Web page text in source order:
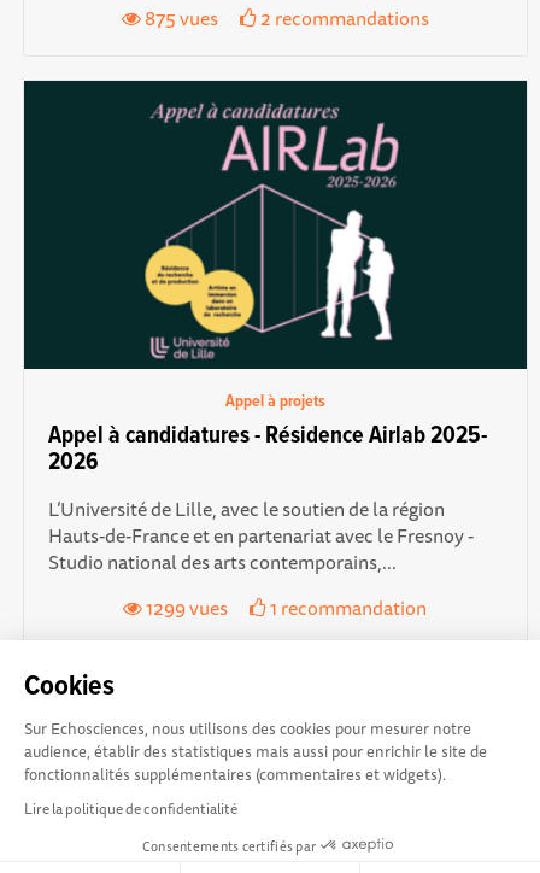
Cookies
Sur Echosciences, nous utilisons des cookies pour mesurer notre
audience, établir des statistiques mais aussi pour enrichir le site de
fonctionnalités supplémentaires (commentaires et widgets).
Lire la politique de confidentialité
Consentements certifiés par
875 vues
2 recommandations
Appel à projets
Appel à candidatures - Résidence Airlab 2025-
2026
L’Université de Lille, avec le soutien de la région
Hauts-de-France et en partenariat avec le Fresnoy -
Studio national des arts contemporains,...
1299 vues
1 recommandation
Explorer, s’exprimer,
rentrer en contact :
Echosciences Hauts-de-France est le réseau social des